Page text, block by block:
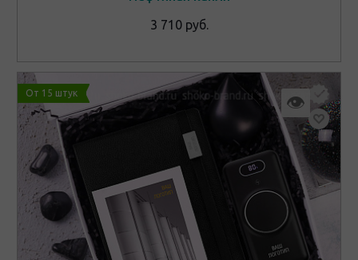
3 710 руб.
От 15 штук 👁